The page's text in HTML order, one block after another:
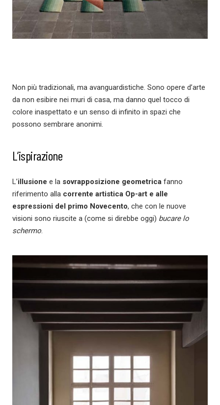
Non più tradizionali, ma avanguardistiche. Sono opere d’arte
da non esibire nei muri di casa, ma danno quel tocco di
colore inaspettato e un senso di infinito in spazi che
possono sembrare anonimi.
L’ispirazione
L’illusione e la sovrapposizione geometrica fanno
riferimento alla corrente artistica Op-art e alle
espressioni del primo Novecento, che con le nuove
visioni sono riuscite a (come si direbbe oggi) bucare lo
schermo.